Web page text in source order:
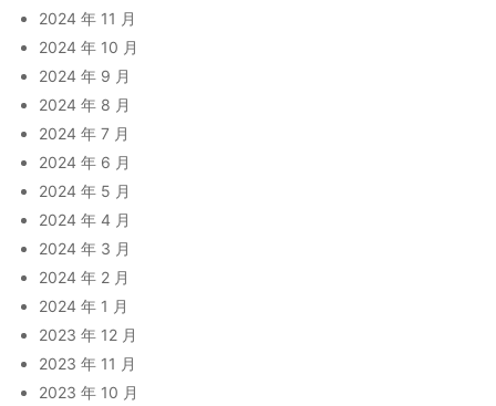
2024 年 11 月
2024 年 10 月
2024 年 9 月
2024 年 8 月
2024 年 7 月
2024 年 6 月
2024 年 5 月
2024 年 4 月
2024 年 3 月
2024 年 2 月
2024 年 1 月
2023 年 12 月
2023 年 11 月
2023 年 10 月